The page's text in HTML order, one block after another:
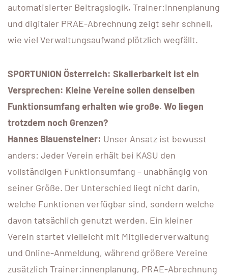
automatisierter Beitragslogik, Trainer:innenplanung
und digitaler PRAE-Abrechnung zeigt sehr schnell,
wie viel Verwaltungsaufwand plötzlich wegfällt.
SPORTUNION Österreich: Skalierbarkeit ist ein
Versprechen: Kleine Vereine sollen denselben
Funktionsumfang erhalten wie große. Wo liegen
trotzdem noch Grenzen?
Hannes Blauensteiner: Unser Ansatz ist bewusst
anders: Jeder Verein erhält bei KASU den
vollständigen Funktionsumfang – unabhängig von
seiner Größe. Der Unterschied liegt nicht darin,
welche Funktionen verfügbar sind, sondern welche
davon tatsächlich genutzt werden. Ein kleiner
Verein startet vielleicht mit Mitgliederverwaltung
und Online-Anmeldung, während größere Vereine
zusätzlich Trainer:innenplanung, PRAE-Abrechnung